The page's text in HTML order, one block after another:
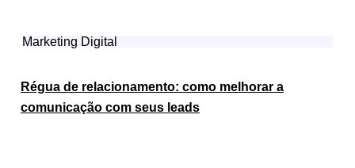
Marketing Digital
Régua de relacionamento: como melhorar a
comunicação com seus leads